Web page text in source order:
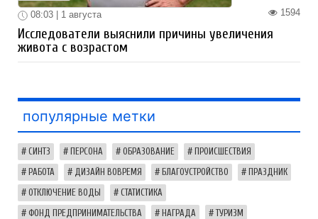
1594
08:03 | 1 августа
Исследователи выяснили причины увеличения
живота с возрастом
популярные метки
СИНТЗ ПЕРСОНА ОБРАЗОВАНИЕ ПРОИСШЕСТВИЯ
РАБОТА ДИЗАЙН ВОВРЕМЯ БЛАГОУСТРОЙСТВО ПРАЗДНИК
ОТКЛЮЧЕНИЕ ВОДЫ СТАТИСТИКА
ФОНД ПРЕДПРИНИМАТЕЛЬСТВА НАГРАДА ТУРИЗМ